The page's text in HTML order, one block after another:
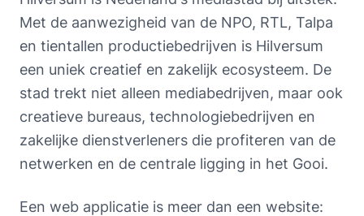
Met de aanwezigheid van de NPO, RTL, Talpa
en tientallen productiebedrijven is Hilversum
een uniek creatief en zakelijk ecosysteem. De
stad trekt niet alleen mediabedrijven, maar ook
creatieve bureaus, technologiebedrijven en
zakelijke dienstverleners die profiteren van de
netwerken en de centrale ligging in het Gooi.
Een web applicatie is meer dan een website: